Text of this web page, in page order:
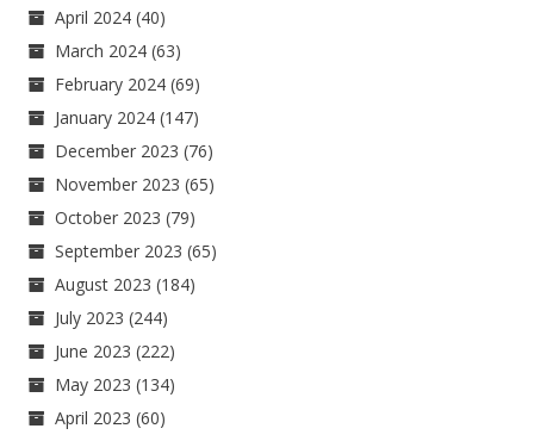
April 2024 (40)
March 2024 (63)
February 2024 (69)
January 2024 (147)
December 2023 (76)
November 2023 (65)
October 2023 (79)
September 2023 (65)
August 2023 (184)
July 2023 (244)
June 2023 (222)
May 2023 (134)
April 2023 (60)